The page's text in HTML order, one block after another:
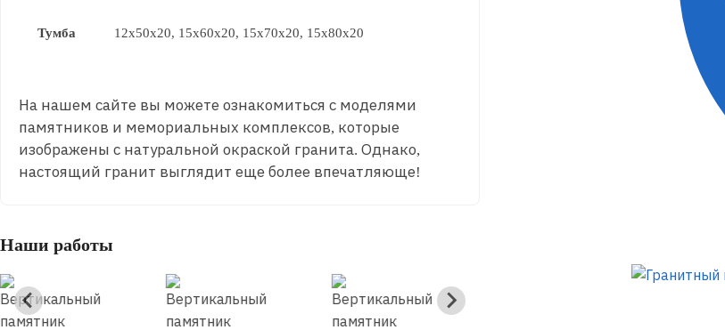
Тумба 12x50x20, 15x60x20, 15x70x20, 15x80x20
На нашем сайте вы можете ознакомиться с моделями
памятников и мемориальных комплексов, которые
изображены с натуральной окраской гранита. Однако,
настоящий гранит выглядит еще более впечатляюще!
Наши работы
Вертикальный
памятник
Вертикальный
памятник
Вертикальный
памятник